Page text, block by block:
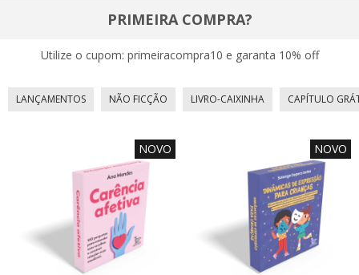
PRIMEIRA COMPRA?
Utilize o cupom: primeiracompra10 e garanta 10% off
LANÇAMENTOS NÃO FICÇÃO LIVRO-CAIXINHA CAPÍTULO
NOVO NOVO